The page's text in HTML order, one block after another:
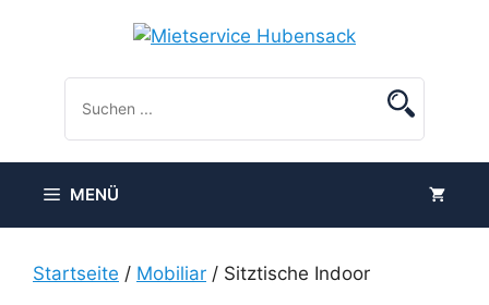
MENÜ
Startseite / Mobiliar / Sitztische Indoor